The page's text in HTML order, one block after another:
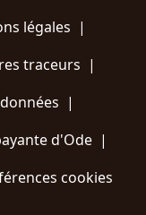
légales |
traceurs |
|
d'Ode |
cookies